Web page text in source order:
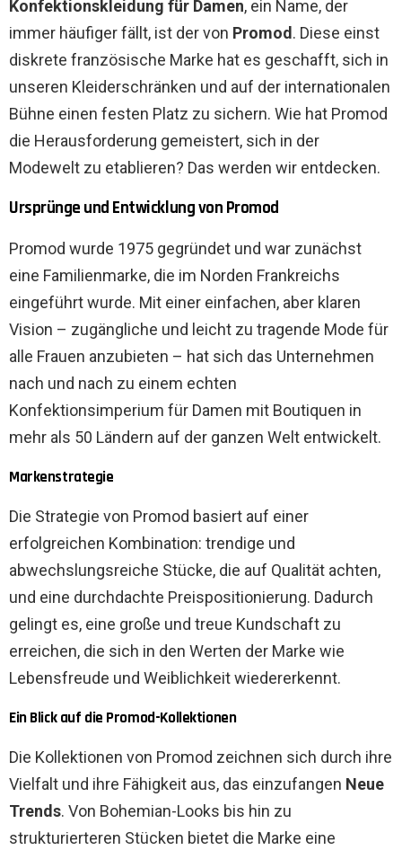
Konfektionskleidung für Damen, ein Name, der
immer häufiger fällt, ist der von Promod. Diese einst
diskrete französische Marke hat es geschafft, sich in
unseren Kleiderschränken und auf der internationalen
Bühne einen festen Platz zu sichern. Wie hat Promod
die Herausforderung gemeistert, sich in der
Modewelt zu etablieren? Das werden wir entdecken.
Ursprünge und Entwicklung von Promod
Promod wurde 1975 gegründet und war zunächst
eine Familienmarke, die im Norden Frankreichs
eingeführt wurde. Mit einer einfachen, aber klaren
Vision – zugängliche und leicht zu tragende Mode für
alle Frauen anzubieten – hat sich das Unternehmen
nach und nach zu einem echten
Konfektionsimperium für Damen mit Boutiquen in
mehr als 50 Ländern auf der ganzen Welt entwickelt.
Markenstrategie
Die Strategie von Promod basiert auf einer
erfolgreichen Kombination: trendige und
abwechslungsreiche Stücke, die auf Qualität achten,
und eine durchdachte Preispositionierung. Dadurch
gelingt es, eine große und treue Kundschaft zu
erreichen, die sich in den Werten der Marke wie
Lebensfreude und Weiblichkeit wiedererkennt.
Ein Blick auf die Promod-Kollektionen
Die Kollektionen von Promod zeichnen sich durch ihre
Vielfalt und ihre Fähigkeit aus, das einzufangen Neue
Trends. Von Bohemian-Looks bis hin zu
strukturierteren Stücken bietet die Marke eine